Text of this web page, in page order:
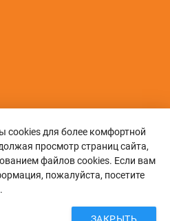
Cookies
cookies для более комфортной
просмотр страниц сайта,
файлов cookies. Если вам
пожалуйста, посетите
.